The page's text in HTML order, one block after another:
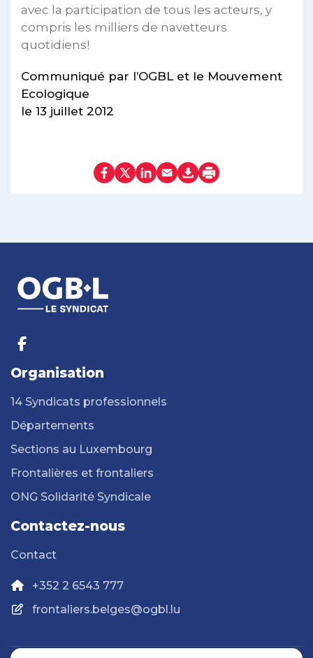
avec la participation de tous les acteurs, y
compris les milliers de navetteurs
quotidiens!
Communiqué par l’OGBL et le Mouvement
Ecologique
le 13 juillet 2012
Organisation
14 Syndicats professionnels
Départements
Sections au Luxembourg
Frontalières et frontaliers
ONG Solidarité Syndicale
Contactez-nous
Contact
+352 2 6543 777
frontaliers.belges@ogbl.lu